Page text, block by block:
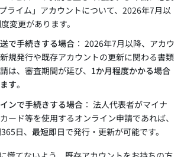
ライム」アカウントについて、2026年7月以
変更があります。
で手続きする場合 ： 2026年7月以降、アカウ
規発行や既存アカウントの更新に関わる書類
は、審査期間が延び、 1か月程度かかる場合
す。
ンで手続きする場合 ： 法人代表者がマイナ
ード等を使用するオンライン申請であれば、
日、 最短即日で発行・更新が可能です。